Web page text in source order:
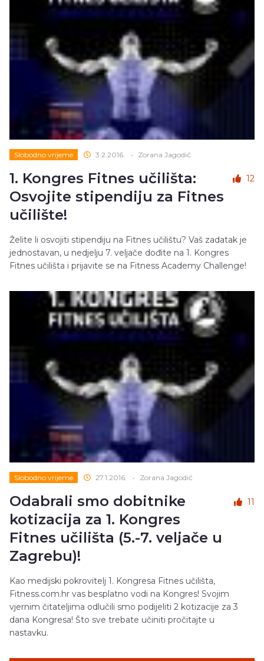
Slobodno vrijeme 3.2.2016. • Zorana Jagodić
1. Kongres Fitnes učilišta:
Osvojite stipendiju za Fitnes
učilište!
12
Želite li osvojiti stipendiju na Fitnes učilištu? Vaš zadatak je
jednostavan, u nedjelju 7. veljače dođite na 1. Kongres
Fitnes učilišta i prijavite se na Fitness Academy Challenge!
Slobodno vrijeme 27.1.2016. • Zorana Jagodić
Odabrali smo dobitnike
kotizacija za 1. Kongres
Fitnes učilišta (5.-7. veljače u
Zagrebu)!
11
Kao medijski pokrovitelj 1. Kongresa Fitnes učilišta,
Fitness.com.hr vas besplatno vodi na Kongres! Svojim
vjernim čitateljima odlučili smo podijeliti 2 kotizacije za 3
dana Kongresa! Što sve trebate učiniti pročitajte u
nastavku.